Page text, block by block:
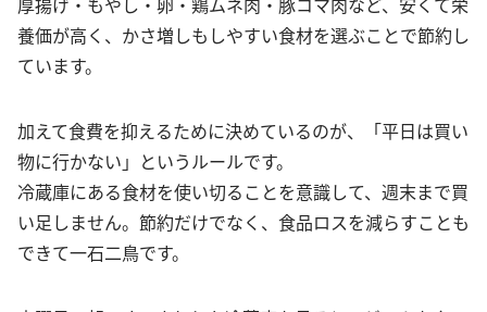
養価が高く、かさ増しもしやすい食材を選ぶことで節約し
ています。
加えて食費を抑えるために決めているのが、「平日は買い
物に行かない」というルールです。
冷蔵庫にある食材を使い切ることを意識して、週末まで買
い足しません。節約だけでなく、食品ロスを減らすことも
できて一石二鳥です。